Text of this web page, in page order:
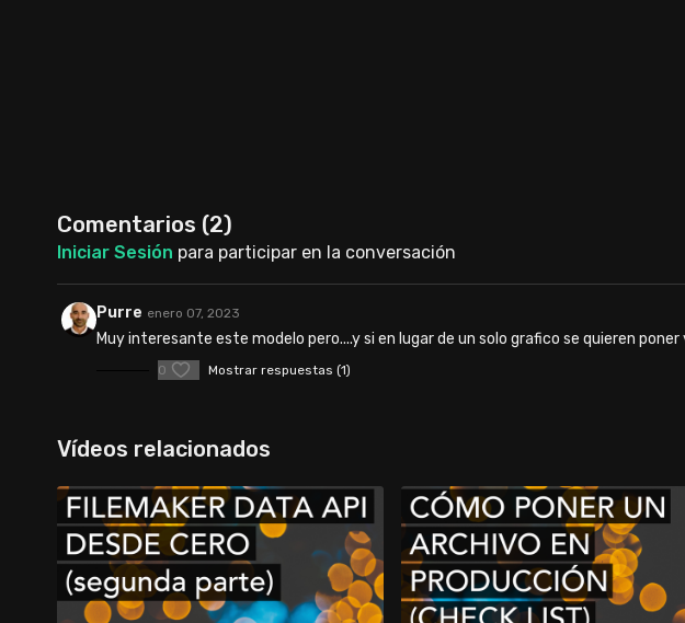
Comentarios (2)
Iniciar Sesión para participar en la conversación
Purre enero 07, 2023
Muy interesante este modelo pero....y si en lugar de un solo grafico se quieren
0 Mostrar respuestas (1)
Vídeos relacionados